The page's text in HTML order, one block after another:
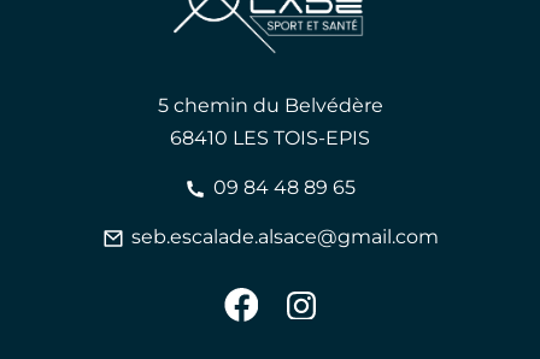
5 chemin du Belvédère
68410 LES TOIS-EPIS
09 84 48 89 65
seb.escalade.alsace@gmail.com